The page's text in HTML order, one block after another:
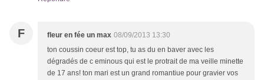
F fleur en fée un max 08/09/2013 13:30
ton coussin coeur est top, tu as du en baver avec les
dégradés de c eminous qui est le protrait de ma veille minette
de 17 ans! ton mari est un grand romantiue pour gravier vos